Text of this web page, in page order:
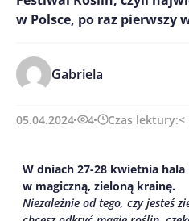
w Polsce, po raz pierwszy
Gabriela
05.04.2024 4 Czas lektury:<
W dniach 27-28 kwietnia hala
w magiczną, zieloną krainę.
Niezależnie od tego, czy jesteś